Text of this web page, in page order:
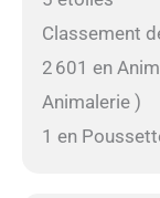
Classement
2 601 en
Animalerie )
1 en